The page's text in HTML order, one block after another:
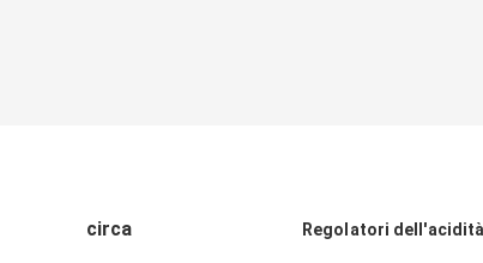
circa Regolatori